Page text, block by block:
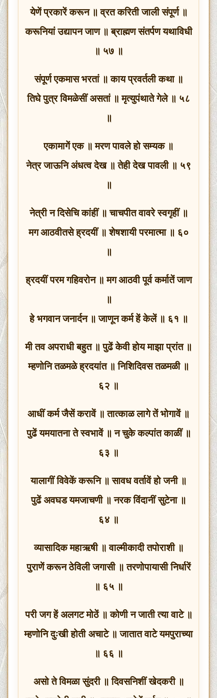
येणें प्रकारें करून ॥ व्रत करिती जाली संपूर्ण ॥
करूनियां उद्यापन जाण ॥ ब्राह्मण संतर्पण यथाविधी
॥ ५७ ॥
संपूर्ण एकमास भरतां ॥ काय प्रवर्तली कथा ॥
तिघे पुत्र विमळेसीं असतां ॥ मृत्युपंथाते गेले ॥ ५८
॥
एकामागें एक ॥ मरण पावले हो सम्यक ॥
नेत्र जाऊनि अंधत्व देख ॥ तेही देख पावली ॥ ५९
॥
नेत्री न दिसेचि कांहीं ॥ चाचपीत वावरे स्वगृहीं ॥
मग आठवीतसे ह्रदयीं ॥ शेषशायी परमात्मा ॥ ६०
॥
ह्रदयीं परम गहिवरोन ॥ मग आठवी पूर्व कर्मातें जाण
॥
हे भगवान जनार्दन ॥ जाणून कर्म हें केलें ॥ ६१ ॥
मी तव अपराधी बहुत ॥ पुढें केवी होय माझा प्रांत ॥
म्हणोनि तळमळे ह्रदयांत ॥ निशिदिवस तळमळी ॥
६२ ॥
आधीं कर्म जैसें करावें ॥ तात्काळ लागे तें भोगावें ॥
पुढें यमयातना ते स्वभावें ॥ न चुके कल्पांत काळीं ॥
६३ ॥
यालागीं विवेकें करूनि ॥ सावध वर्तावें हो जनी ॥
पुढें अवघड यमजाचणी ॥ नरक विंदानीं सुटेना ॥
६४ ॥
व्यासादिक महाऋषी ॥ वाल्मीकादी तपोराशी ॥
पुराणें करून ठेविली जगासी ॥ तरणोपायासी निर्धारें
॥ ६५ ॥
परी जग हें अलगट मोठें ॥ कोणी न जाती त्या वाटे ॥
म्हणोनि दुःखी होती अचाटे ॥ जातात वाटे यमपुराच्या
॥ ६६ ॥
असो ते विमळा सुंदरी ॥ दिवसनिशीं खेदकरी ॥